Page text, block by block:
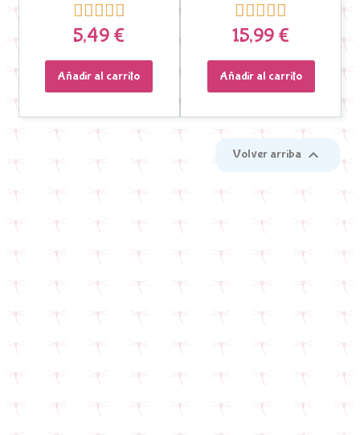

5,49 €
Añadir al carrito

15,99 €
Añadir al carrito
Volver arriba 